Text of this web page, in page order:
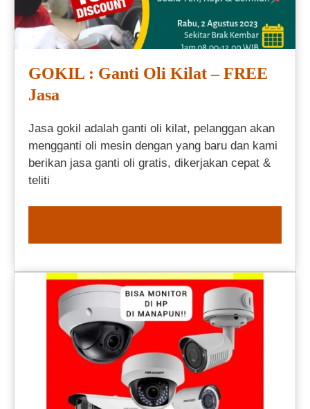
GOKIL : Ganti Oli Kilat – FREE
Jasa
Jasa gokil adalah ganti oli kilat, pelanggan akan
mengganti oli mesin dengan yang baru dan kami
berikan jasa ganti oli gratis, dikerjakan cepat &
teliti